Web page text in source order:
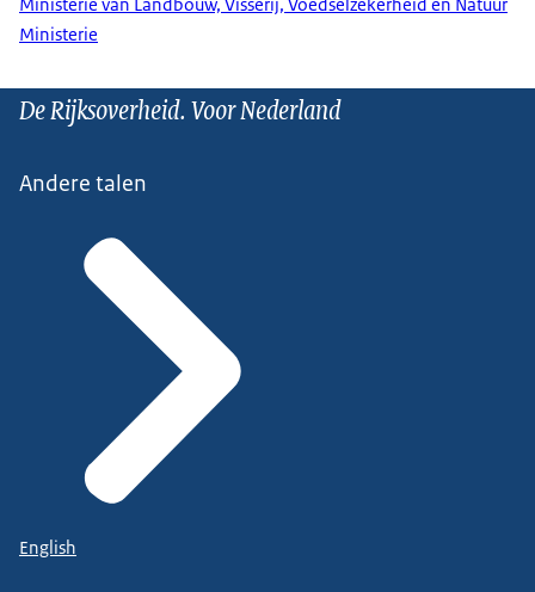
Ministerie van Landbouw, Visserij, Voedselzekerheid en Natuur
Ministerie
De Rijksoverheid. Voor Nederland
Andere talen
English